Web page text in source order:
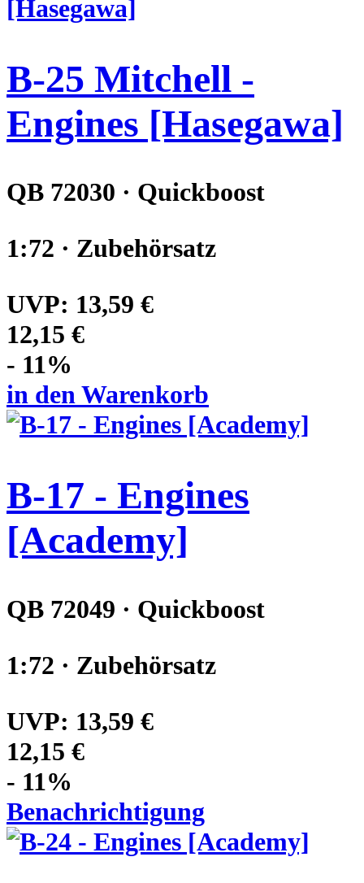
B-25 Mitchell -
Engines [Hasegawa]
QB 72030 · Quickboost
1:72 · Zubehörsatz
UVP: 13,59 €
12,15 €
- 11%
in den Warenkorb
B-17 - Engines
[Academy]
QB 72049 · Quickboost
1:72 · Zubehörsatz
UVP: 13,59 €
12,15 €
- 11%
Benachrichtigung